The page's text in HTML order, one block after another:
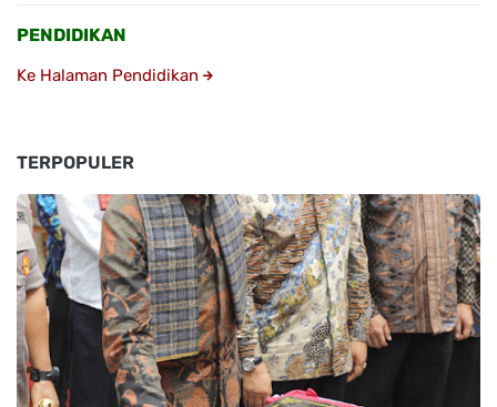
PENDIDIKAN
Ke Halaman Pendidikan
TERPOPULER